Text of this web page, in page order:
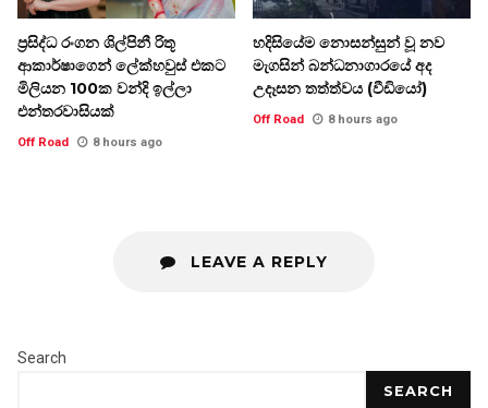
ප්‍රසිද්ධ රංගන ශිල්පිනී රිතූ
ආකාර්ෂාගෙන් ලේක්හවුස් එකට
මිලියන 100ක වන්දි ඉල්ලා
එන්තරවාසියක්
Off Road 8 hours ago
හදිසියේම නොසන්සුන් වූ නව
මැගසින් බන්ධනාගාරයේ අද
උදෑසන තත්ත්වය (වීඩියෝ)
Off Road 8 hours ago
LEAVE A REPLY
Search
SEARCH